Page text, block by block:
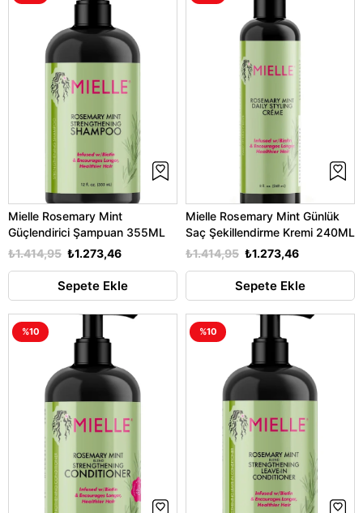
Mielle Rosemary Mint
Güçlendirici Şampuan 355ML
₺1.273,46
₺1.414,95
Sepete Ekle
Mielle Rosemary Mint Günlük
Saç Şekillendirme Kremi 240ML
₺1.273,46
₺1.414,95
Sepete Ekle
%10 %10